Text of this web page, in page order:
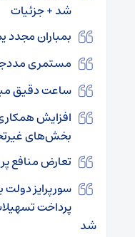
شد + جزئیات
بمباران
مستمری
ساعت دقیق
افزایش
بخش‌های
تعارض منافع
سورپرایز
شد